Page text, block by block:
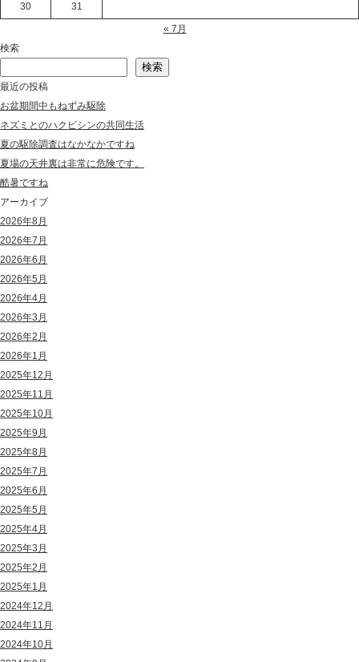
30
31
« 7月
検索
検索
最近の投稿
お盆期間中もねずみ駆除
ネズミとのハクビシンの共同生活
夏の駆除調査はなかなかですね
夏場の天井裏は非常に危険です。
酷暑ですね
アーカイブ
2026年8月
2026年7月
2026年6月
2026年5月
2026年4月
2026年3月
2026年2月
2026年1月
2025年12月
2025年11月
2025年10月
2025年9月
2025年8月
2025年7月
2025年6月
2025年5月
2025年4月
2025年3月
2025年2月
2025年1月
2024年12月
2024年11月
2024年10月